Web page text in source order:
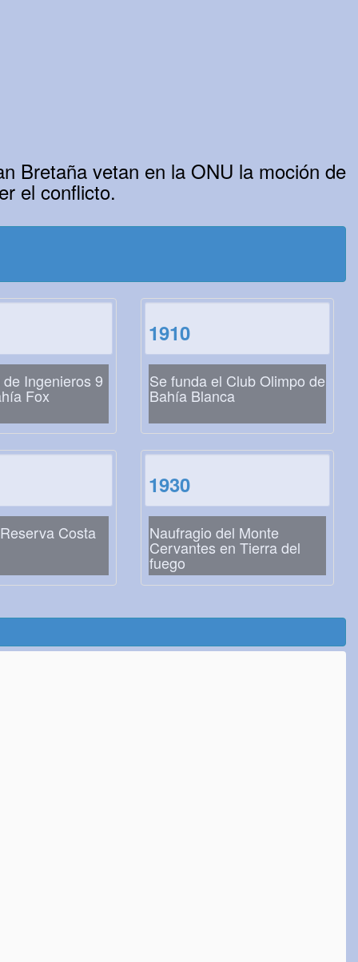
Bretaña vetan en la ONU la moción de
el conflicto.
Ingenieros 9
Fox
1910
Se funda el Club Olimpo de
Bahía Blanca
Costa
1930
Naufragio del Monte
Cervantes en Tierra del
fuego